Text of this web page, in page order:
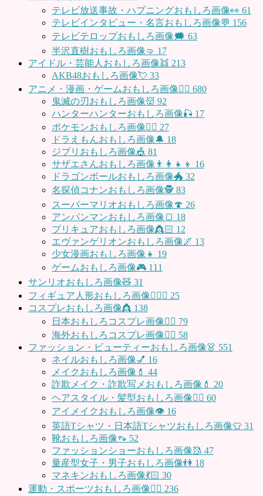
テレビ放送事故・ハプニングおもしろ画像👀 61
テレビインタビュー・名言おもしろ画像💬 156
テレビテロップおもしろ画像🗯 63
半沢直樹おもしろ画像🤜 17
アイドル・芸能人おもしろ画像👯 213
AKB48おもしろ画像💘 33
アニメ・漫画・ゲームおもしろ画像🧚‍♀️ 680
鬼滅の刃おもしろ画像👹 92
ハンターハンターおもしろ画像🎣 17
ポケモンおもしろ画像🤹‍♂️ 27
ドラえもんおもしろ画像🔔 18
ジブリおもしろ画像🎪 81
サザエさんおもしろ画像👨‍👩‍👧‍👦 16
ドラゴンボールおもしろ画像🐲 32
名探偵コナンおもしろ画像🕵️ 83
スーパーマリオおもしろ画像🍄 26
アンパンマンおもしろ画像🍞 18
プリキュアおもしろ画像👸🏻 12
エヴァンゲリオンおもしろ画像🌌 13
少女漫画おもしろ画像👧 19
ゲームおもしろ画像🎮 111
サンリオおもしろ画像🧸 31
フィギュア人形おもしろ画像🧍🏼‍♂️ 25
コスプレおもしろ画像👸 138
日本おもしろコスプレ画像🧝‍♀️ 79
海外おもしろコスプレ画像🧝‍♂️ 58
ファッション・ビューティーおもしろ画像👗 551
ネイルおもしろ画像💅 16
メイクおもしろ画像💄 44
詐欺メイク・詐欺写メおもしろ画像💄 20
ヘアスタイル・髪型おもしろ画像👱‍♀️ 60
アイメイクおもしろ画像👁 16
英語Tシャツ・日本語Tシャツおもしろ画像👕 31
靴おもしろ画像👡 52
ファッションショーおもしろ画像🥻 47
量産型女子・男子おもしろ画像👫 18
マネキンおもしろ画像💃🏻 30
運動・スポーツおもしろ画像🏃‍♂️ 236